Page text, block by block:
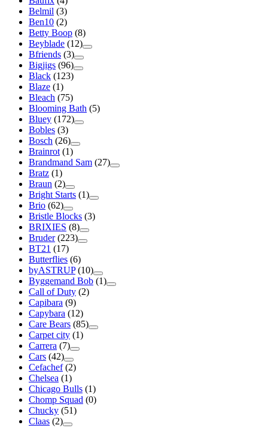
Belmil (3)
Ben10 (2)
Betty Boop (8)
Beyblade (12)
Bfriends (3)
Bigjigs (96)
Black (123)
Blaze (1)
Bleach (75)
Blooming Bath (5)
Bluey (172)
Bobles (3)
Bosch (26)
Brainrot (1)
Brandmand Sam (27)
Bratz (1)
Braun (2)
Bright Starts (1)
Brio (62)
Bristle Blocks (3)
BRIXIES (8)
Bruder (223)
BT21 (17)
Butterflies (6)
byASTRUP (10)
Byggemand Bob (1)
Call of Duty (2)
Capibara (9)
Capybara (12)
Care Bears (85)
Carpet city (1)
Carrera (7)
Cars (42)
Cefachef (2)
Chelsea (1)
Chicago Bulls (1)
Chomp Squad (0)
Chucky (51)
Claas (2)